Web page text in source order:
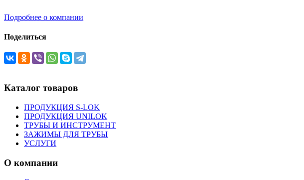
Подробнее о компании
Поделиться
Каталог товаров
ПРОДУКЦИЯ S-LOK
ПРОДУКЦИЯ UNILOK
ТРУБЫ И ИНСТРУМЕНТ
ЗАЖИМЫ ДЛЯ ТРУБЫ
УСЛУГИ
О компании